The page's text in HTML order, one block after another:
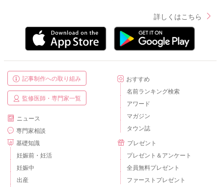
詳しくはこちら
記事制作への取り組み
監修医師・専門家一覧
ニュース
専門家相談
基礎知識
妊娠前・妊活
妊娠中
出産
おすすめ
名前ランキング検索
アワード
マガジン
タウン誌
プレゼント
プレゼント＆アンケート
全員無料プレゼント
ファーストプレゼント